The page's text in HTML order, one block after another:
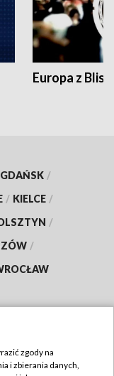
Europa z
GDAŃSK /
/ KIELCE /
/
/
zgody na
i zbierania danych,